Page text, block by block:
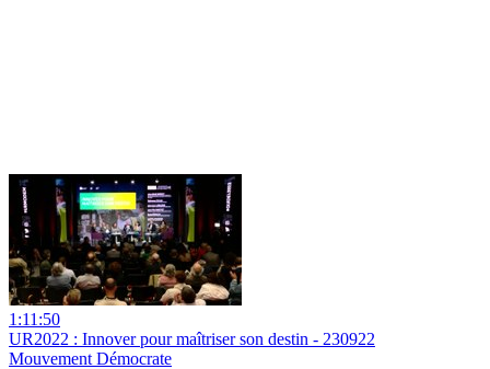
1:11:50
UR2022 : Innover pour maîtriser son destin - 230922
Mouvement Démocrate